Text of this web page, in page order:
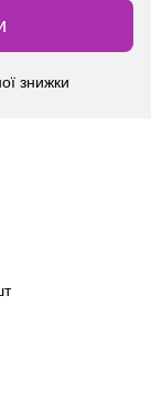
знижки